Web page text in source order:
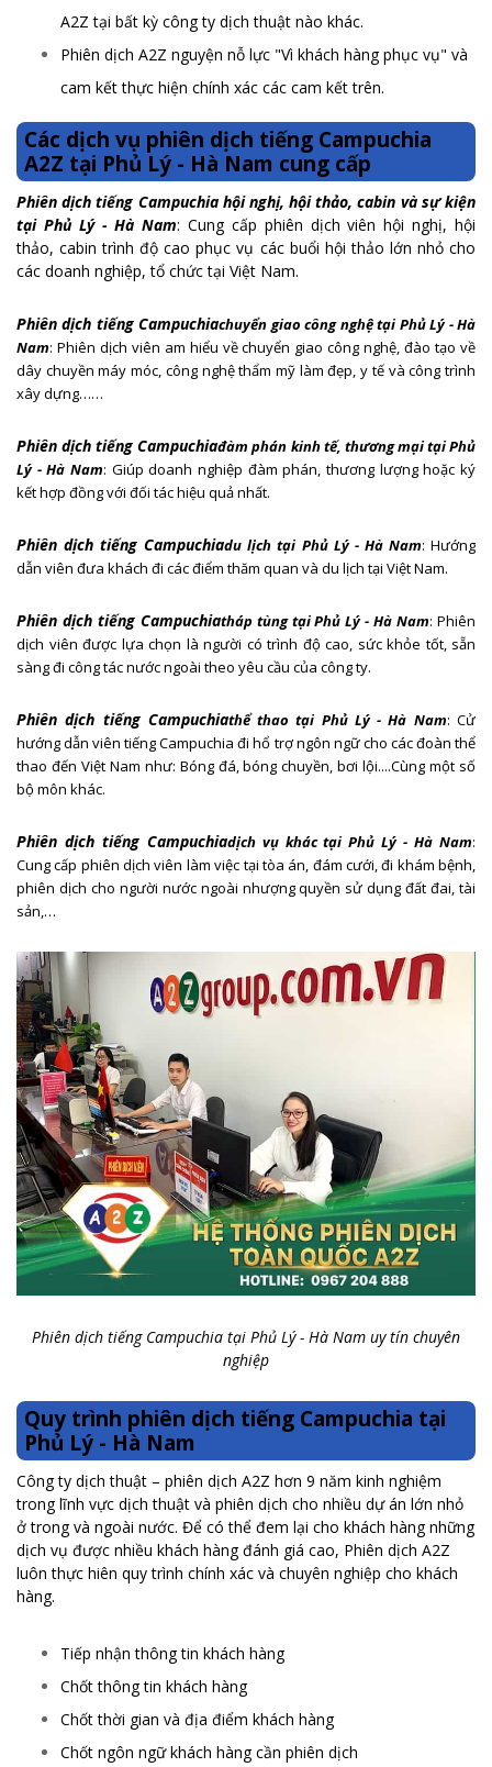
A2Z tại bất kỳ công ty dịch thuật nào khác.
Phiên dịch A2Z nguyện nỗ lực "Vì khách hàng phục vụ" và
cam kết thực hiện chính xác các cam kết trên.
Các dịch vụ phiên dịch tiếng Campuchia
A2Z tại Phủ Lý - Hà Nam cung cấp
Phiên dịch tiếng Campuchia hội nghị, hội thảo, cabin và sự kiện
tại Phủ Lý - Hà Nam: Cung cấp phiên dịch viên hội nghị, hội
thảo, cabin trình độ cao phục vụ các buổi hội thảo lớn nhỏ cho
các doanh nghiệp, tổ chức tại Việt Nam.
Phiên dịch tiếng Campuchiachuyển giao công nghệtại Phủ Lý - Hà
Nam: Phiên dịch viên am hiểu về chuyển giao công nghệ, đào tạo về
dây chuyền máy móc, công nghệ thẩm mỹ làm đẹp, y tế và công trình
xây dựng……
Phiên dịch tiếng Campuchiađàm phán kinh tế, thương mạitại Phủ
Lý - Hà Nam: Giúp doanh nghiệp đàm phán, thương lượng hoặc ký
kết hợp đồng với đối tác hiệu quả nhất.
Phiên dịch tiếng Campuchiadu lịchtại Phủ Lý - Hà Nam: Hướng
dẫn viên đưa khách đi các điểm thăm quan và du lịch tại Việt Nam.
Phiên dịch tiếng Campuchiatháp tùngtại Phủ Lý - Hà Nam: Phiên
dịch viên được lựa chọn là người có trình độ cao, sức khỏe tốt, sẵn
sàng đi công tác nước ngoài theo yêu cầu của công ty.
Phiên dịch tiếng Campuchiathể thaotại Phủ Lý - Hà Nam: Cử
hướng dẫn viên tiếng Campuchia đi hổ trợ ngôn ngữ cho các đoàn thể
thao đến Việt Nam như: Bóng đá, bóng chuyền, bơi lội....Cùng một số
bộ môn khác.
Phiên dịch tiếng Campuchiadịch vụ kháctại Phủ Lý - Hà Nam:
Cung cấp phiên dịch viên làm việc tại tòa án, đám cưới, đi khám bệnh,
phiên dịch cho người nước ngoài nhượng quyền sử dụng đất đai, tài
sản,…
Phiên dịch tiếng Campuchia tại Phủ Lý - Hà Nam uy tín chuyên
nghiệp
Quy trình phiên dịch tiếng Campuchia tại
Phủ Lý - Hà Nam
Công ty dịch thuật – phiên dịch A2Z hơn 9 năm kinh nghiệm
trong lĩnh vực dịch thuật và phiên dịch cho nhiều dự án lớn nhỏ
ở trong và ngoài nước. Để có thể đem lại cho khách hàng những
dịch vụ được nhiều khách hàng đánh giá cao, Phiên dịch A2Z
luôn thực hiên quy trình chính xác và chuyên nghiệp cho khách
hàng.
Tiếp nhận thông tin khách hàng
Chốt thông tin khách hàng
Chốt thời gian và địa điểm khách hàng
Chốt ngôn ngữ khách hàng cần phiên dịch